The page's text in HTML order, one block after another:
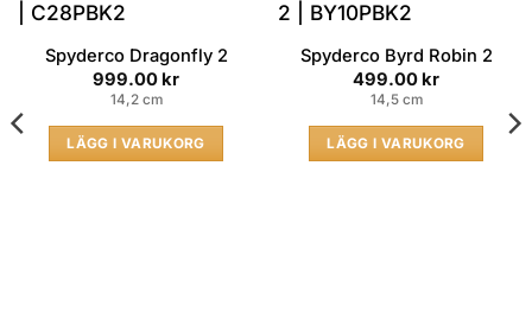
Spyderco Dragonfly 2
999.00 kr
14,2 cm
LÄGG I VARUKORG
Spyderco Byrd Robin 2
499.00 kr
14,5 cm
LÄGG I VARUKORG